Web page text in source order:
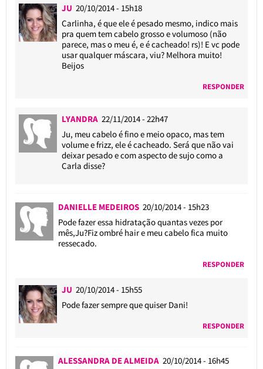
JU 20/10/2014 - 15h18
Carlinha, é que ele é pesado mesmo, indico mais
pra quem tem cabelo grosso e volumoso (não
parece, mas o meu é, e é cacheado! rs)! E vc pode
usar qualquer máscara, viu? Melhora muito!
Beijos
RESPONDER
LYANDRA22/11/2014 - 22h47
Ju, meu cabelo é fino e meio opaco, mas tem
volume e frizz, ele é cacheado. Será que não vai
deixar pesado e com aspecto de sujo como a
Carla disse?
DANIELLE MEDEIROS 20/10/2014 - 15h23
Pode fazer essa hidratação quantas vezes por
mês,Ju?Fiz ombré hair e meu cabelo fica muito
ressecado.
RESPONDER
JU 20/10/2014 - 15h55
Pode fazer sempre que quiser Dani!
RESPONDER
ALESSANDRA DE ALMEIDA 20/10/2014 - 16h45